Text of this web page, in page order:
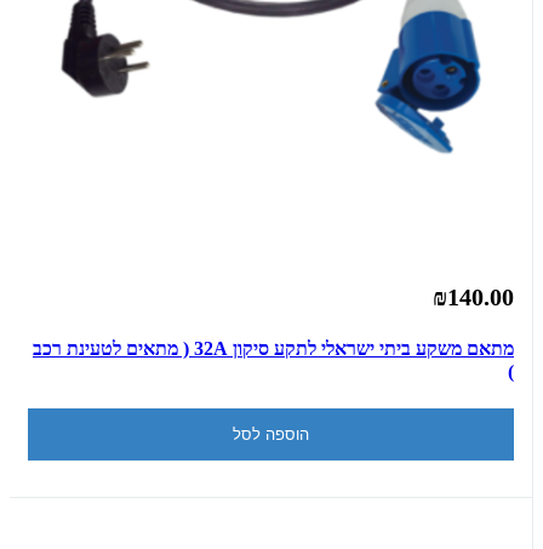
₪140.00
מתאם משקע ביתי ישראלי לתקע סיקון 32A ( מתאים לטעינת רכב
)
הוספה לסל